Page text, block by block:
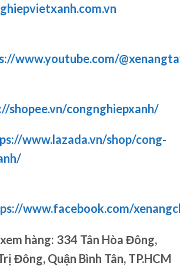
www.youtube.com/
shopee.vn/congnghiepxanh/
www.lazada.vn/shop/cong-
www.facebook.com/
hàng: 334 Tân Hòa Đông,
Đông, Quận Bình Tân, TP.HCM